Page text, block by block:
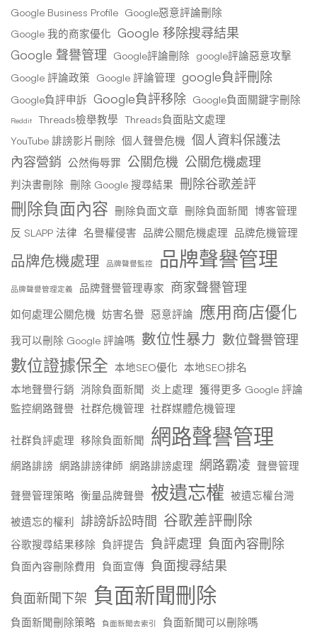
Google Business Profile Google惡意評論刪除
Google 我的商家優化 Google 移除搜尋結果
Google 聲譽管理 Google評論刪除 google評論惡意攻擊
Google 評論政策 Google 評論管理 google負評刪除
Google負評申訴 Google負評移除 Google負面關鍵字刪除
Reddit Threads檢舉教學 Threads負面貼文處理
YouTube 誹謗影片刪除 個人聲譽危機 個人資料保護法
內容營銷 公然侮辱罪 公關危機 公關危機處理
判決書刪除 刪除 Google 搜尋結果 刪除谷歌差評
刪除負面內容 刪除負面文章 刪除負面新聞 博客管理
反 SLAPP 法律 名譽權侵害 品牌公關危機處理 品牌危機管理
品牌危機處理 品牌聲譽監控 品牌聲譽管理
品牌聲譽管理定義 品牌聲譽管理專家 商家聲譽管理
如何處理公關危機 妨害名譽 惡意評論 應用商店優化
我可以刪除 Google 評論嗎 數位性暴力 數位聲譽管理
數位證據保全 本地SEO優化 本地SEO排名
本地聲譽行銷 消除負面新聞 炎上處理 獲得更多 Google 評論
監控網路聲譽 社群危機管理 社群媒體危機管理
社群負評處理 移除負面新聞 網路聲譽管理
網路誹謗 網路誹謗律師 網路誹謗處理 網路霸凌 聲譽管理
聲譽管理策略 衡量品牌聲譽 被遺忘權 被遺忘權台灣
被遺忘的權利 誹謗訴訟時間 谷歌差評刪除
谷歌搜尋結果移除 負評提告 負評處理 負面內容刪除
負面內容刪除費用 負面宣傳 負面搜尋結果
負面新聞下架 負面新聞刪除
負面新聞刪除策略 負面新聞去索引
負面新聞可以刪除嗎